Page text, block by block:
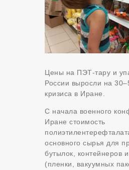
Цены на ПЭТ-тару и
России выросли на
кризиса в Иране.
С начала военного
Иране стоимость
основного сырья для
бутылок, контейнеров
(пленки, вакуумных